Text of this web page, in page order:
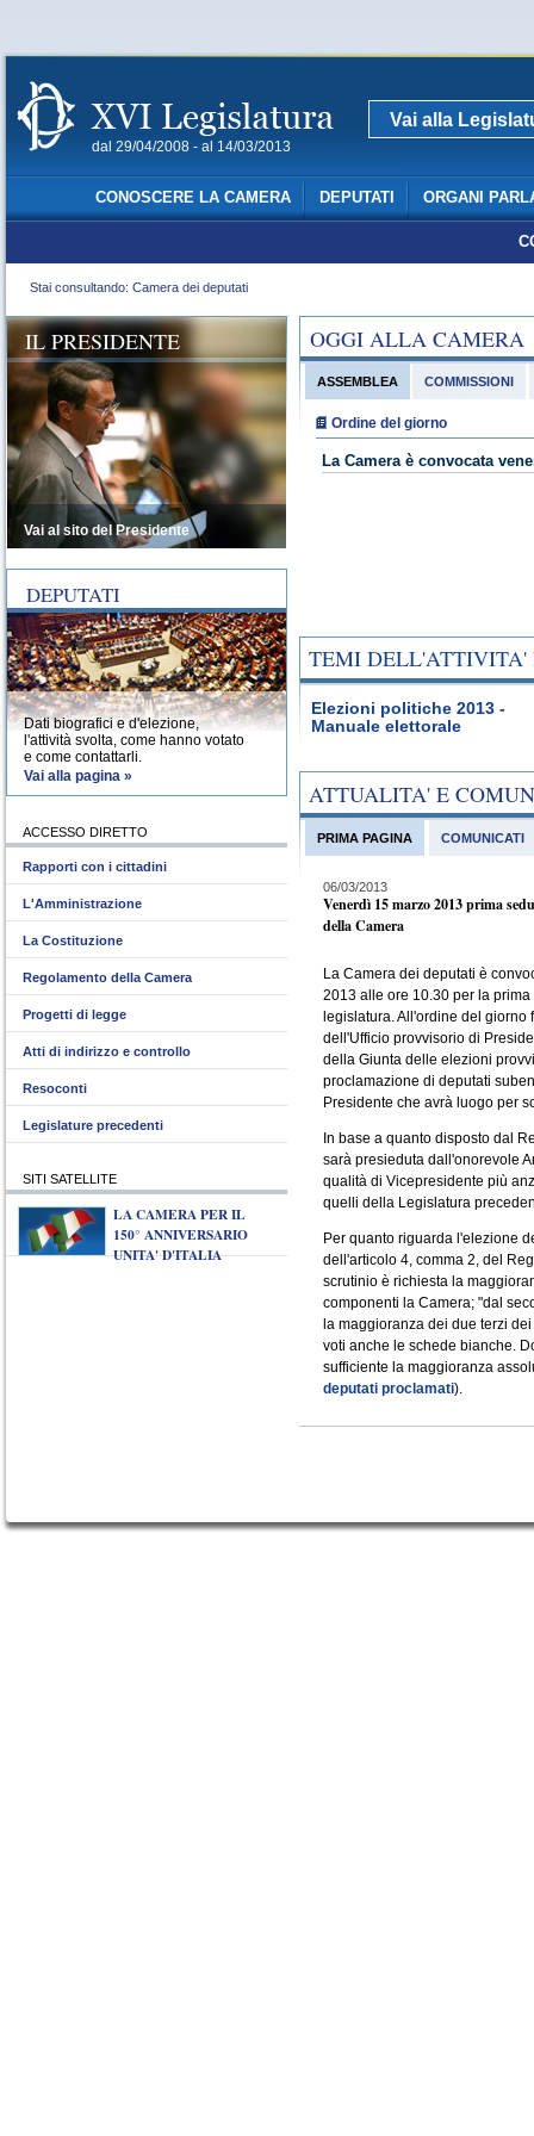
dal 29/04/2008 - al 14/03/2013
Vai alla
CONOSCERE LA CAMERA DEPUTATI ORGANI
Stai consultando: Camera dei deputati
OGGI ALLA CAMERA
ASSEMBLEA
Ordine del giorno
La Camera è convocata
COMMISSIONI
TEMI DELL'ATTIVITA'
Elezioni politiche 2013 -
Manuale elettorale
ATTUALITA' E
PRIMA PAGINA
06/03/2013
Venerdì 15 marzo 2013 prima
della Camera
La Camera dei deputati è
2013 alle ore 10.30 per la
legislatura. All'ordine del giorno
dell'Ufficio provvisorio di
della Giunta delle elezioni
proclamazione di deputati
Presidente che avrà luogo per
In base a quanto disposto dal
sarà presieduta dall'onorevole
qualità di Vicepresidente più
quelli della Legislatura
Per quanto riguarda l'elezione
dell'articolo 4, comma 2, del
scrutinio è richiesta la
componenti la Camera; "dal
la maggioranza dei due terzi
voti anche le schede bianche.
sufficiente la maggioranza
deputati proclamati).
COMUNICATI
IL PRESIDENTE
Vai al sito del Presidente
DEPUTATI
Dati biografici e d'elezione,
l'attività svolta, come hanno votato
e come contattarli.
Vai alla pagina »
ACCESSO DIRETTO
Rapporti con i cittadini
L'Amministrazione
La Costituzione
Regolamento della Camera
Progetti di legge
Atti di indirizzo e controllo
Resoconti
Legislature precedenti
SITI SATELLITE
LA CAMERA PER IL
150° ANNIVERSARIO
UNITA' D'ITALIA